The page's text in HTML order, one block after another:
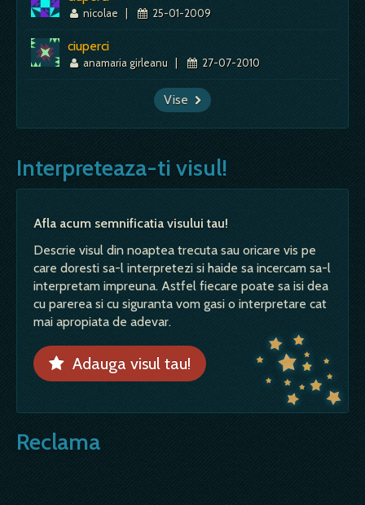
nicolae | 25-01-2009
ciuperci
anamaria girleanu | 27-07-2010
Vise
Interpreteaza-ti visul!
Afla acum semnificatia visului tau!
Descrie visul din noaptea trecuta sau oricare vis pe
care doresti sa-l interpretezi si haide sa incercam sa-l
interpretam impreuna. Astfel fiecare poate sa isi dea
cu parerea si cu siguranta vom gasi o interpretare cat
mai apropiata de adevar.
Adauga visul tau!
Reclama